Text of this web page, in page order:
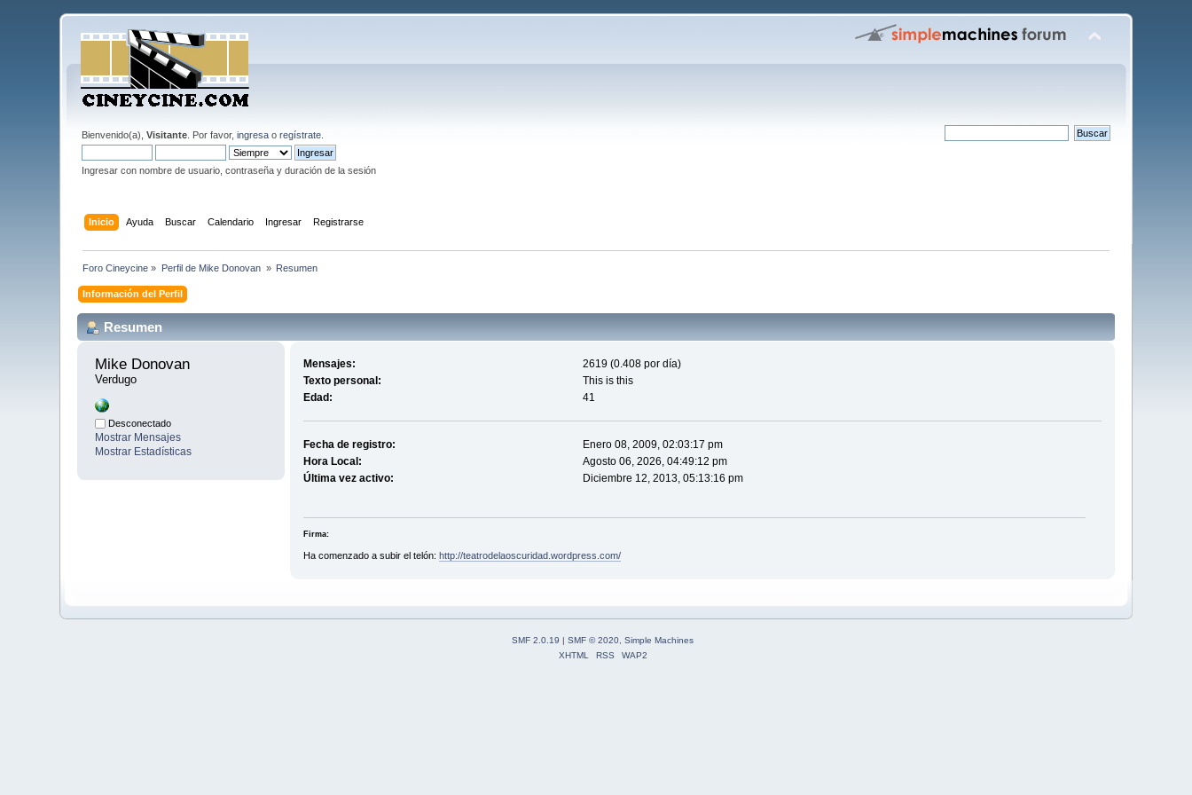
Bienvenido(a),Visitante . Por favor,ingresa oregístrate
Ingresar con nombre de usuario, contraseña y duración de la sesión
Inicio Ayuda Buscar Calendario Ingresar Registrarse
Foro Cineycine » Perfil de Mike Donovan » Resumen
Información del Perfil
Resumen
Mike Donovan
Verdugo
Desconectado
Mostrar Mensajes
Mostrar Estadísticas
Mensajes:
2619 (0.408 por día)
Texto personal:
This is this
Edad:
41
Fecha de registro:
Enero 08, 2009, 02:03:17 pm
Hora Local:
Agosto 06, 2026, 04:49:12 pm
Última vez activo:
Diciembre 12, 2013, 05:13:16 pm
Firma:
Ha comenzado a subir el telón: http://teatrodelaoscuridad.wordpress.com/
SMF 2.0.19 | SMF © 2020 Simple Machines
XHTML
RSS WAP2